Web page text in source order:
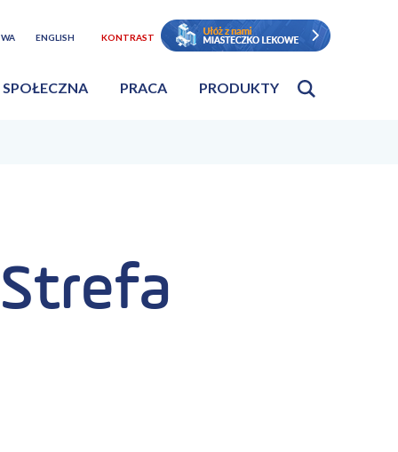
ENGLISH KONTRAST
PRACA PRODUKTY